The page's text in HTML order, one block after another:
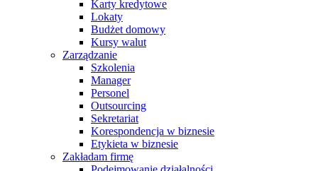
Karty kredytowe
Lokaty
Budżet domowy
Kursy walut
Zarządzanie
Szkolenia
Manager
Personel
Outsourcing
Sekretariat
Korespondencja w biznesie
Etykieta w biznesie
Zakładam firmę